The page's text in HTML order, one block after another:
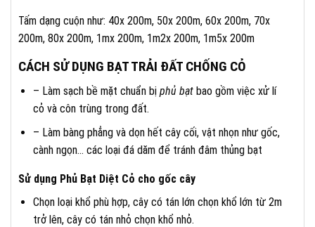
Tấm dạng cuộn như: 40x 200m, 50x 200m, 60x 200m, 70x
200m, 80x 200m, 1mx 200m, 1m2x 200m, 1m5x 200m
CÁCH SỬ DỤNG BẠT TRẢI ĐẤT CHỐNG CỎ
– Làm sạch bề mặt chuẩn bị phủ bạtbao gồm việc xử lí
cỏ và côn trùng trong đất.
– Làm bàng phẳng và dọn hết cây cối, vật nhọn như gốc,
cành ngọn… các loại đá dăm để tránh đâm thủng bạt
Sử dụng Phủ Bạt Diệt Cỏ cho gốc cây
Chọn loại khổ phù hợp, cây có tán lớn chọn khổ lớn từ 2m
trở lên, cây có tán nhỏ chọn khổ nhỏ.